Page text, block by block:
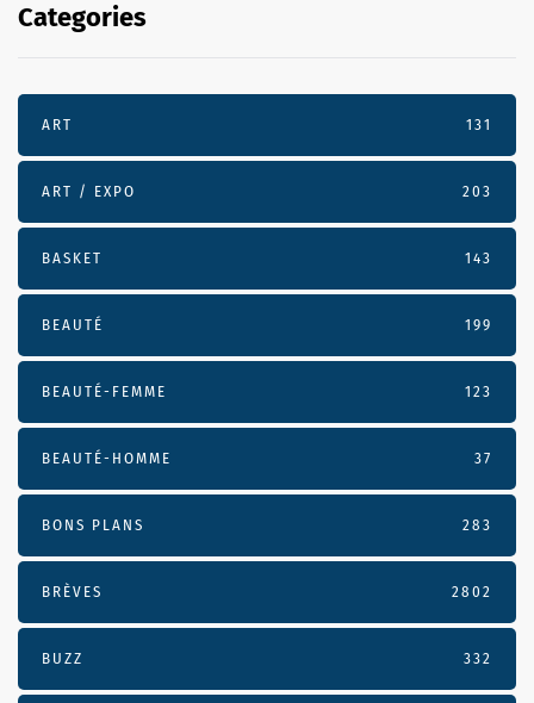
Categories
ART 131
ART / EXPO 203
BASKET 143
BEAUTÉ 199
BEAUTÉ-FEMME 123
BEAUTÉ-HOMME 37
BONS PLANS 283
BRÈVES 2802
BUZZ 332